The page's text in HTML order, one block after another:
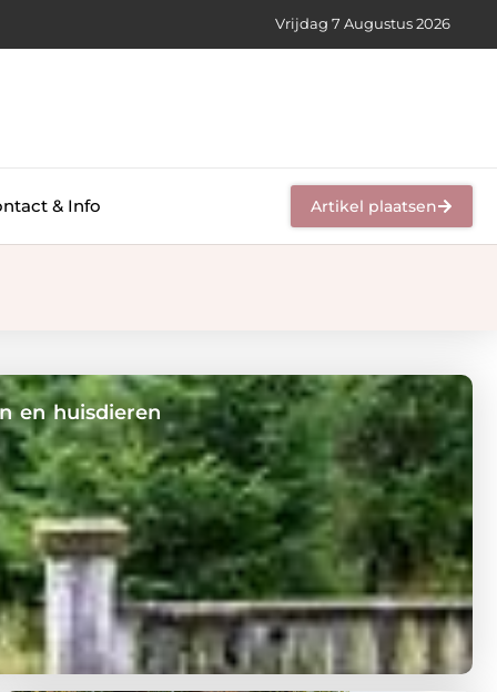
Vrijdag 7 Augustus 2026
& Info Artikel plaatsen
en huisdieren